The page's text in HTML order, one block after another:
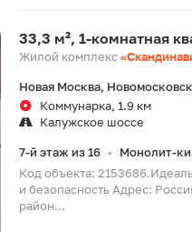
33,3 м², 1-комнатная
Жилой комплекс
Новая Москва,
Коммунарка, 1.9 км
Калужское шоссе
7-й этаж из 16 • Монолит-
Код объекта:
и безопасность Адрес:
район...